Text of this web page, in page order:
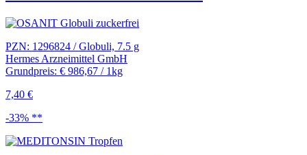
PZN: 1296824 / Globuli, 7.5 g
Hermes Arzneimittel GmbH
Grundpreis: € 986,67 / 1kg
7,40 €
-33% **